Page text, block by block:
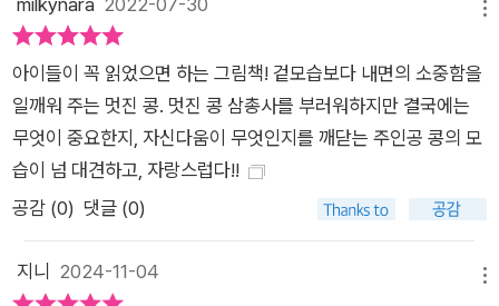
로를 받기도 하고, 커다란 응원으로 느끼기도 한다는 것을요. 《나
쁜 씨앗》, 《착한 달걀》의 명콤비 작가가 선보이는 매력 넘치는 캐
릭터와 유쾌 상쾌한 이야기! 《멋진 콩》은 출간과 동시에 뉴욕타
임즈 베스트셀러, 아마존 올해의 책 자리를 꿰차며 인기를 증명한
《나쁜 씨앗》과 《착한 달걀》의 작가들이 선보이는 새로운 이야기
예요. 단순하면서도 캐릭터의 특징을 잘 살린 그림으로 사랑을 받
각기 다른 개성을 뽐내는 매력만점 콩 캐릭터들을 사랑스럽게 그
려냈어요. 친구들의 인기를 한 몸에 받는 멋진 콩 삼총사는 각자
아이들이 꼭 읽었으면 하는 그림책! 겉모습보다 내면의 소중함을
일깨워 주는 멋진 콩. 멋진 콩 삼총사를 부러워하지만 결국에는
무엇이 중요한지, 자신다움이 무엇인지를 깨닫는 주인공 콩의 모
습이 넘 대견하고, 자랑스럽다!!
공감 (0) 댓글 (0)
지니 2024-11-04